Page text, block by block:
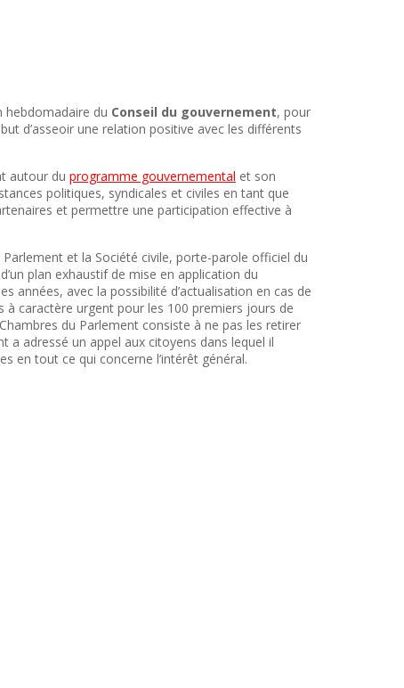
hebdomadaire du Conseil du gouvernement, pour
d’asseoir une relation positive avec les différents
autour du programme gouvernemental et son
politiques, syndicales et civiles en tant que
et permettre une participation effective à
et la Société civile, porte-parole officiel du
plan exhaustif de mise en application du
années, avec la possibilité d’actualisation en cas de
caractère urgent pour les 100 premiers jours de
du Parlement consiste à ne pas les retirer
a adressé un appel aux citoyens dans lequel il
en tout ce qui concerne l’intérêt général.